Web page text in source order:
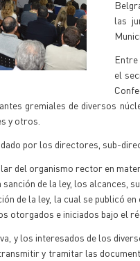
las
el
gremiales de diversos
y otros.
por los directores, sub-
del organismo rector en
sanción de la ley, los
de la ley, la cual se publicó
otorgados e iniciados bajo el
y los interesados de los
y tramitar las